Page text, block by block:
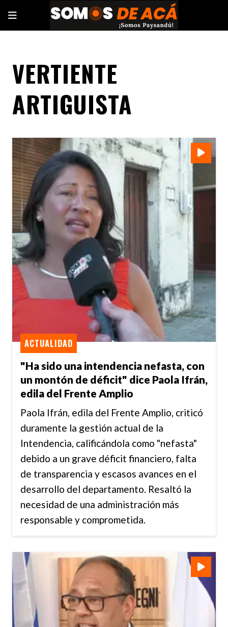
VERTIENTE
ARTIGUISTA
"Ha sido una intendencia nefasta, con
un montón de déficit" dice Paola Ifrán,
edila del Frente Amplio
ACTUALIDAD
Paola Ifrán, edila del Frente Amplio, criticó
duramente la gestión actual de la
Intendencia, calificándola como "nefasta"
debido a un grave déficit financiero, falta
de transparencia y escasos avances en el
desarrollo del departamento. Resaltó la
necesidad de una administración más
responsable y comprometida.